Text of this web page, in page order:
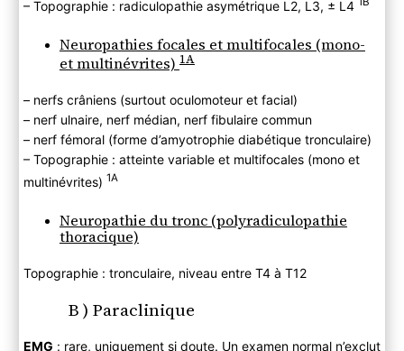
– Topographie : radiculopathie asymétrique L2, L3, ± L4
Neuropathies focales et multifocales (mono-
et multinévrites) 1A
– nerfs crâniens (surtout oculomoteur et facial)
– nerf ulnaire, nerf médian, nerf fibulaire commun
– nerf fémoral (forme d’amyotrophie diabétique tronculaire)
– Topographie : atteinte variable et multifocales (mono et
multinévrites) 1A
Neuropathie du tronc (polyradiculopathie
thoracique)
Topographie : tronculaire, niveau entre T4 à T12
B ) Paraclinique
EMG : rare, uniquement si doute. Un examen normal n’exclut